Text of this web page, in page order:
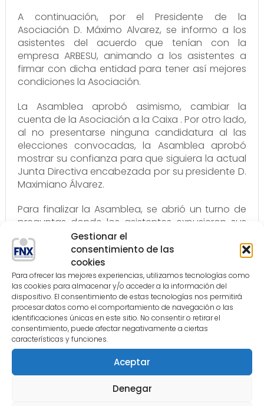
Gestionar el
consentimiento de las
cookies
Para ofrecer las mejores experiencias, utilizamos tecnologías como
las cookies para almacenar y/o acceder a la información del
dispositivo. El consentimiento de estas tecnologías nos permitirá
procesar datos como el comportamiento de navegación o las
identificaciones únicas en este sitio. No consentir o retirar el
consentimiento, puede afectar negativamente a ciertas
características y funciones.
Aceptar
Denegar
A continuación, por el Presidente de la
Asociación D. Máximo Alvarez, se informo a los
asistentes del acuerdo que tenían con la
empresa ARBESU, animando a los asistentes a
firmar con dicha entidad para tener así mejores
condiciones la Asociación.
La Asamblea aprobó asimismo, cambiar la
cuenta de la Asociación a la Caixa . Por otro lado,
al no presentarse ninguna candidatura al las
elecciones convocadas, la Asamblea aprobó
mostrar su confianza para que siguiera la actual
Junta Directiva encabezada por su presidente D.
Maximiano Álvarez.
Para finalizar la Asamblea, se abrió un turno de
preguntas donde los asistentes expusieron sus
dudas e inquietudes para después pasar a
compartir una comida de hermandad.
Comparte 0 Tweet Comparte
Anterior
REUNIÓN DE TRABAJO ENTRE LA
ASOCIACIÓN DE PONTEVEDRA Y FENAMIX